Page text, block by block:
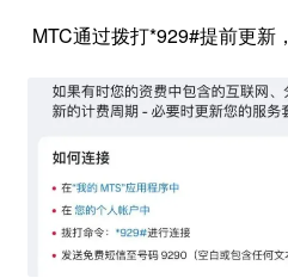
MTC通过拨打*929#提前更新，